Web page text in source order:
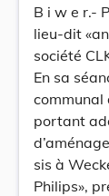
B i w e r.-
lieu-dit
société
En sa
communal
portant
sis à
Philips»,